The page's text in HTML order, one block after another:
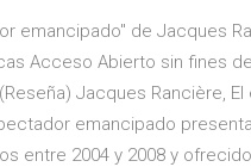
emancipado" de Jacques
Acceso Abierto sin fines
Jacques Rancière,
emancipado
entre 2004 y 2008 y ofrecidos